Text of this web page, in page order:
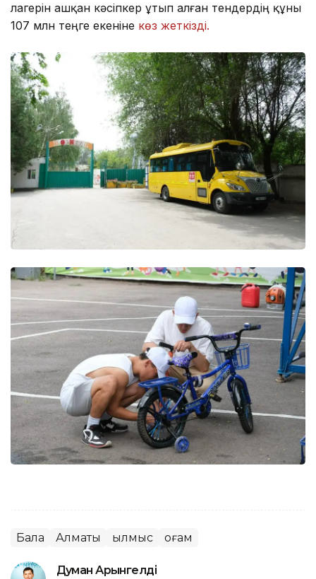
лагерін ашқан кәсіпкер ұтып алған тендердің құны
107 млн теңге екеніне көз жеткізді.
Бала Алматы Қылмыс Қоғам
Думан Арғынгелді